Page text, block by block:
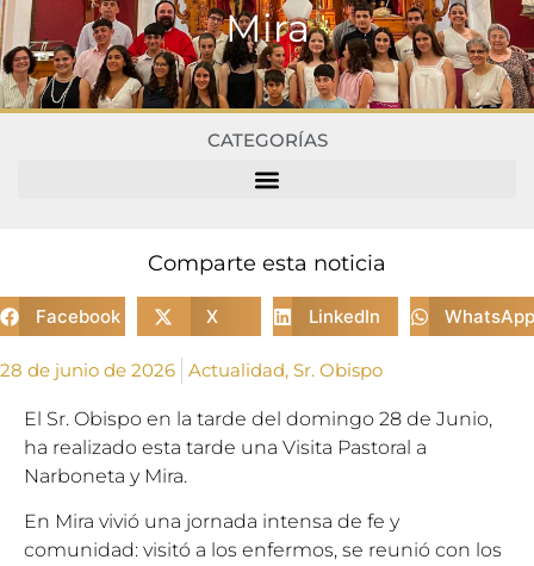
Mira
CATEGORÍAS
Comparte esta noticia
Facebook X LinkedIn WhatsApp
28 de junio de 2026 Actualidad, Sr. Obispo
El Sr. Obispo en la tarde del domingo 28 de Junio,
ha realizado esta tarde una Visita Pastoral a
Narboneta y Mira.
En Mira vivió una jornada intensa de fe y
comunidad: visitó a los enfermos, se reunió con los